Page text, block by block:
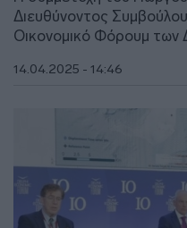
Διευθύνοντος
Οικονομικό Φόρουμ των
14.04.2025 - 14:46